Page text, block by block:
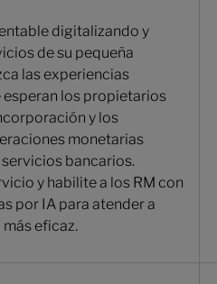
digitalizando y
de su pequeña
las experiencias
los propietarios
y los
monetarias
servicios bancarios.
y habilite a los RM con
por IA para atender a
eficaz.